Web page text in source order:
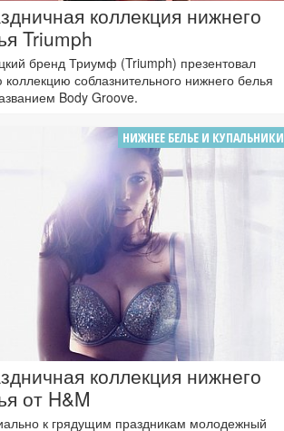
коллекция нижнего
Triumph
бренд Триумф (Triumph) презентовал
коллекцию соблазнительного нижнего белья
Body Groove.
НИЖНЕЕ БЕЛЬЕ И КУПАЛЬНИКИ
коллекция нижнего
от H&M
к грядущим праздникам молодежный